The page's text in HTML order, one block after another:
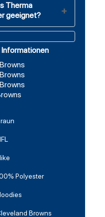
Therma
geeignet?
Polyester
Browns